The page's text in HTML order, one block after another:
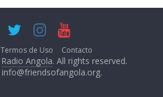
Termos de Uso Contacto
Radio Angola. All rights reserved.
info@friendsofangola.org.